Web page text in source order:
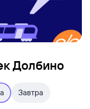
Долбино
Завтра